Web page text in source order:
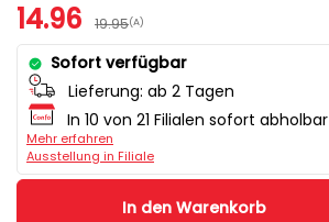
14.96 19.95(A)
Sofort verfügbar
Lieferung: ab 2 Tagen
In 10 von 21 Filialen sofort abholbar
Mehr erfahren
Ausstellung in Filiale
In den Warenkorb